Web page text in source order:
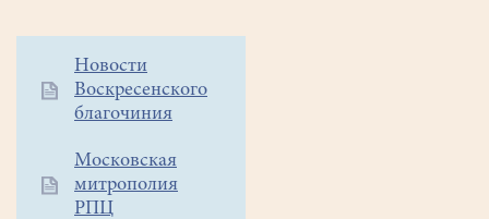
Дополнительное
меню
Новости
Воскресенского
благочиния
Московская
митрополия
РПЦ